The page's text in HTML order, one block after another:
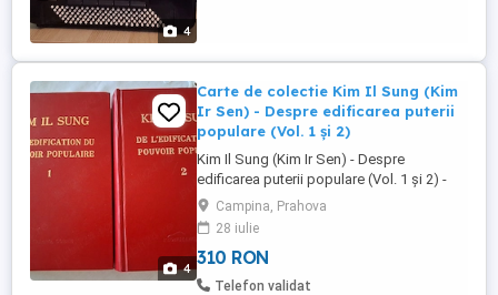
4
4
Carte de colectie Kim Il Sung (Kim
Ir Sen) - Despre edificarea puterii
populare (Vol. 1 și 2)
Kim Il Sung (Kim Ir Sen) - Despre
edificarea puterii populare (Vol. 1 și 2) -
Phenian Vând setul complet format din
Volumele 1 și 2 ale lucrării politice scrise
de Kim Il Sung: "De l'édification du
pouvoir populaire" (în limba
franceză).Cărțile au fost tipărite oficial în
Campina, Prahova
28 iulie
310 RON
Telefon validat